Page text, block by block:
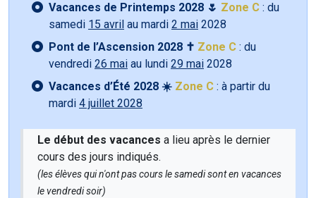
Vacances de Printemps 2028 🌷 Zone C : du
samedi 15 avril au mardi 2 mai 2028
Pont de l’Ascension 2028 ✝️ Zone C : du
vendredi 26 mai au lundi 29 mai 2028
Vacances d’Été 2028 ☀️ Zone C : à partir du
mardi 4 juillet 2028
Le début des vacances a lieu après le dernier
cours des jours indiqués.
(les élèves qui n'ont pas cours le samedi sont en vacances
le vendredi soir)